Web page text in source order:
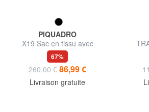
PIQUADRO
X19 Sac en tissu avec
bandoulière
67%
260,00 € 86,99 €
Livraison gratuite